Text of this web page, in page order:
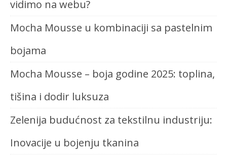
vidimo na webu?
Mocha Mousse u kombinaciji sa pastelnim
bojama
Mocha Mousse – boja godine 2025: toplina,
tišina i dodir luksuza
Zelenija budućnost za tekstilnu industriju:
Inovacije u bojenju tkanina